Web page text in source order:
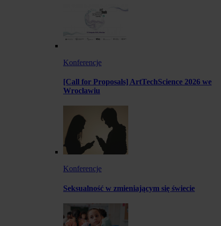
Konferencje
[Call for Proposals] ArtTechScience 2026 we
Wrocławiu
Konferencje
Seksualność w zmieniającym się świecie